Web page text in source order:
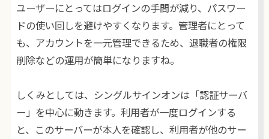
ユーザーにとってはログインの手間が減り、パスワー
ドの使い回しを避けやすくなります。管理者にとって
も、アカウントを一元管理できるため、退職者の権限
削除などの運用が簡単になりますね。
しくみとしては、シングルサインオンは「認証サーバ
ー」を中心に動きます。利用者が一度ログインする
と、このサーバーが本人を確認し、利用者が他のサー